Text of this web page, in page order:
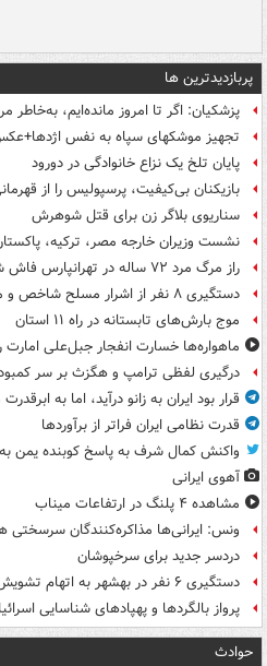
پربازدیدترین ها
پزشکیان: اگر تا امروز مانده‌ایم،
تجهیز موشکهای سپاه به نفس
پایان تلخ یک نزاع خانوادگی در دورود
بازیکنان بی‌کیفیت، پرسپولیس را از
سناریوی بلاگر زن برای قتل شوهرش
نشست وزیران خارجه مصر، ترکیه،
راز مرگ مرد ۷۲ ساله در تهرانپارس فاش شد
دستگیری ۸ نفر از اشرار مسلح شاخص و مرتبطین گروهک های تروریستی
موج بارش‌های تابستانه در راه ۱۱ استان
ماهواره‌ها خسارت انفجار جبل‌علی امارت
درگیری لفظی ترامپ و هگزث بر سر
قرار بود ایران به زانو درآید، اما به
قدرت نظامی ایران فراتر از برآوردها
واکنش کمال شرف به پاسخ کوبنده یمن
آهوی ایرانی
مشاهده ۴ پلنگ در ارتفاعات میناب
ونس: ایرانی‌ها مذاکره‌کنندگان سرسختی
دردسر جدید برای سرخپوشان
دستگیری ۶ نفر در بهشهر به اتهام تشویش اذهان عمومی
پرواز بالگردها و پهپادهای شناسایی
حوادث